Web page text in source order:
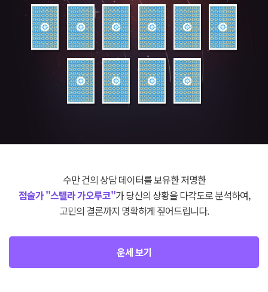
수만 건의 상담 데이터를 보유한 저명한
점술가 "스텔라 가오루코"가 당신의 상황을 다각도로 분석하여,
고민의 결론까지 명확하게 짚어드립니다.
운세 보기